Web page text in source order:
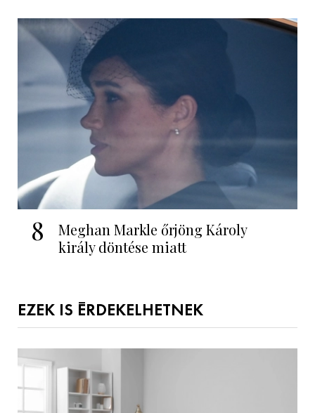
8
Meghan Markle őrjöng Károly
király döntése miatt
EZEK IS ÉRDEKELHETNEK